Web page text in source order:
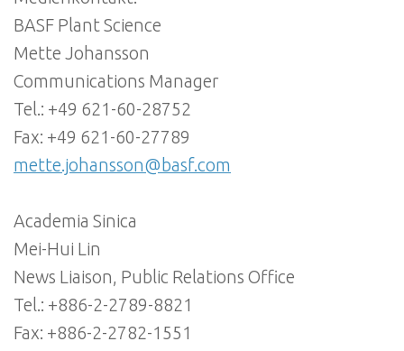
BASF Plant Science
Mette Johansson
Communications Manager
Tel.: +49 621-60-28752
Fax: +49 621-60-27789
mette.johansson@basf.com
Academia Sinica
Mei-Hui Lin
News Liaison, Public Relations Office
Tel.: +886-2-2789-8821
Fax: +886-2-2782-1551